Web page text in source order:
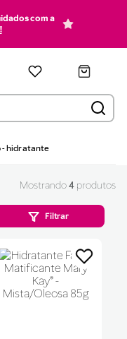
com a
- hidratante
4 produtos
Filtrar